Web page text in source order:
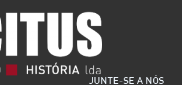
JUNTE-SE A NÓS